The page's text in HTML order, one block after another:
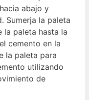
abajo y
Sumerja la paleta
la paleta hasta la
cemento en la
la paleta para
utilizando
de